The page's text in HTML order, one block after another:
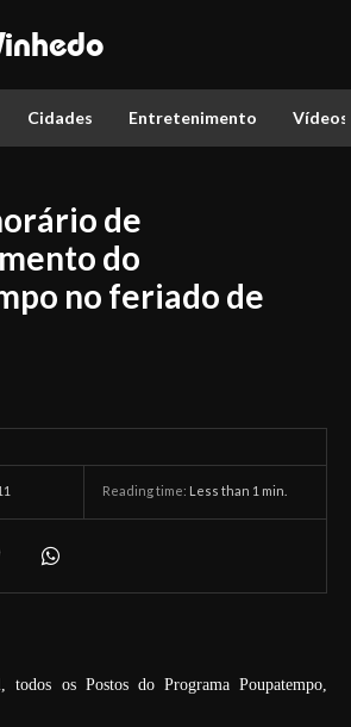
Cidades Entretenimento Vídeos
de
do
no feriado de
Reading time: Less than 1 min.
todos os Postos do Programa Poupatempo,